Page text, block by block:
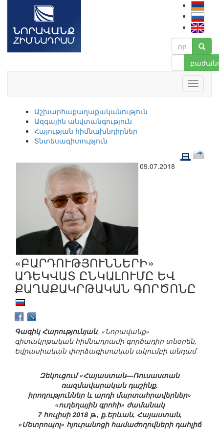
Աշխարհաքաղաքականություն
Ազգային անվտանգություն
Հայության հիմնախնդիրներ
Տնտեսագիտություն
09.07.2018
«ԲԱՐԴՈՒԹՅՈՒՆՆԵՐԻ»
ԱԴԵԿՎԱՏ ԸՆԿԱԼՈՒՄԸ ԵՎ
ՔԱՂԱՔԱԿՐԹԱԿԱՆ ԳՈՐԾՈՆԸ
Գագիկ Հարությունյան, «Նորավանք»
գիտակրթական հիմնադրամի գործադիր տնօրեն,
Եվրասիական փորձագիտական ակումբի անդամ
Զեկուցում «Հայաստան—Ռուսաստան
ռազմավարական դաշինք.
իրողություններ և արդի մարտահրավերներ»
«ուղեղային գրոհի» ժամանակ
7 հուլիսի 2018 թ., ք.Երևան, Հայաստան,
«Մետրոպոլ» հյուրանոցի համաժողովների դահլիճ